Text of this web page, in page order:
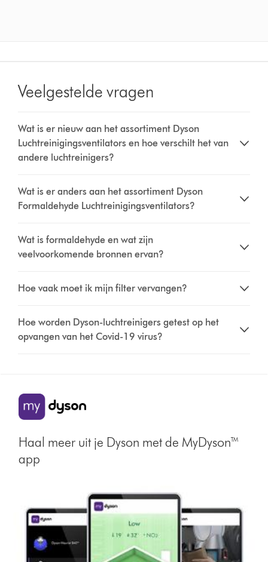
Veelgestelde vragen
Wat is er nieuw aan het assortiment Dyson
Luchtreinigingsventilators en hoe verschilt het van
andere luchtreinigers?
Wat is er anders aan het assortiment Dyson
Formaldehyde Luchtreinigingsventilators?
Wat is formaldehyde en wat zijn
veelvoorkomende bronnen ervan?
Hoe vaak moet ik mijn filter vervangen?
Hoe worden Dyson-luchtreinigers getest op het
opvangen van het Covid-19 virus?
Haal meer uit je Dyson met de MyDyson™
app